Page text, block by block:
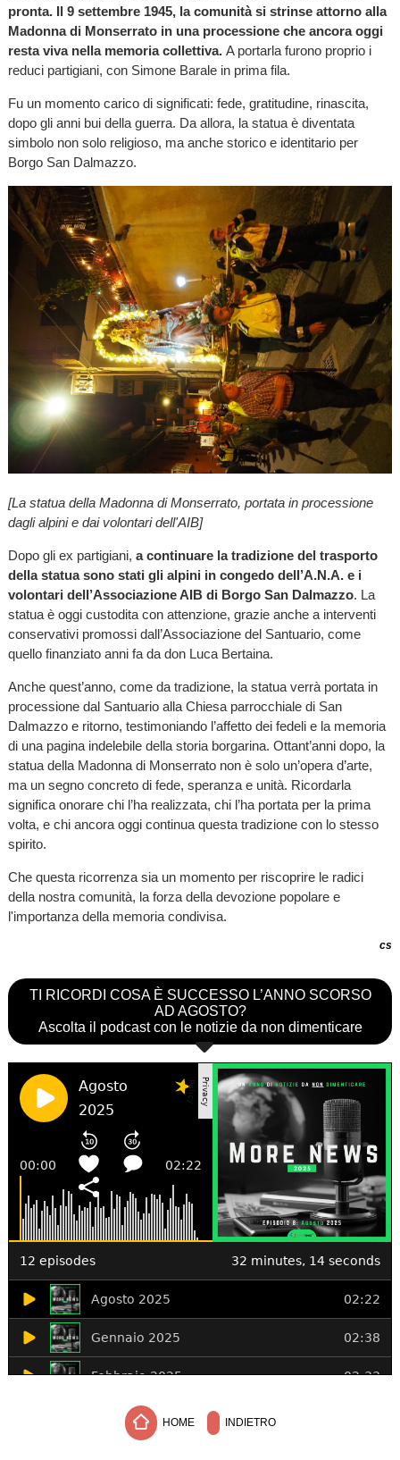
pronta. Il 9 settembre 1945, la comunità si strinse attorno alla
Madonna di Monserrato in una processione che ancora oggi
resta viva nella memoria collettiva. A portarla furono proprio i
reduci partigiani, con Simone Barale in prima fila.
Fu un momento carico di significati: fede, gratitudine, rinascita,
dopo gli anni bui della guerra. Da allora, la statua è diventata
simbolo non solo religioso, ma anche storico e identitario per
Borgo San Dalmazzo.
[La statua della Madonna di Monserrato, portata in processione
dagli alpini e dai volontari dell'AIB]
Dopo gli ex partigiani, a continuare la tradizione del trasporto
della statua sono stati gli alpini in congedo dell’A.N.A. e i
volontari dell’Associazione AIB di Borgo San Dalmazzo. La
statua è oggi custodita con attenzione, grazie anche a interventi
conservativi promossi dall’Associazione del Santuario, come
quello finanziato anni fa da don Luca Bertaina.
Anche quest’anno, come da tradizione, la statua verrà portata in
processione dal Santuario alla Chiesa parrocchiale di San
Dalmazzo e ritorno, testimoniando l’affetto dei fedeli e la memoria
di una pagina indelebile della storia borgarina. Ottant’anni dopo, la
statua della Madonna di Monserrato non è solo un’opera d’arte,
ma un segno concreto di fede, speranza e unità. Ricordarla
significa onorare chi l’ha realizzata, chi l’ha portata per la prima
volta, e chi ancora oggi continua questa tradizione con lo stesso
spirito.
Che questa ricorrenza sia un momento per riscoprire le radici
della nostra comunità, la forza della devozione popolare e
l'importanza della memoria condivisa.
cs
TI RICORDI COSA È SUCCESSO L’ANNO SCORSO
AD AGOSTO?
Ascolta il podcast con le notizie da non dimenticare
HOME INDIETRO